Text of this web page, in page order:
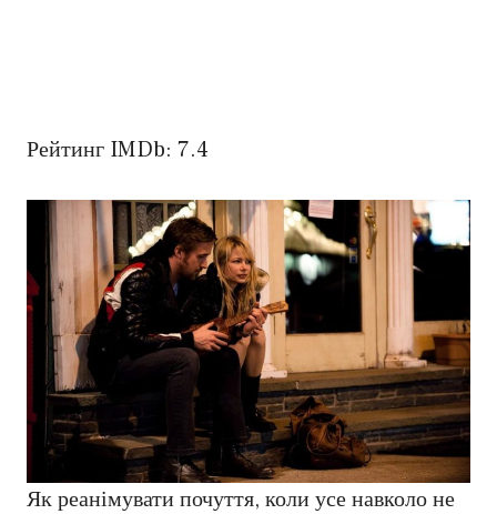
Рейтинг IMDb: 7.4
Як реанімувати почуття, коли усе навколо не